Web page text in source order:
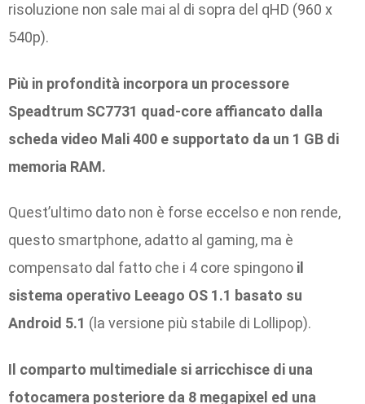
risoluzione non sale mai al di sopra del qHD (960 x
540p).
Più in profondità incorpora un processore
Speadtrum SC7731 quad-core affiancato dalla
scheda video Mali 400 e supportato da un 1 GB di
memoria RAM.
Quest’ultimo dato non è forse eccelso e non rende,
questo smartphone, adatto al gaming, ma è
compensato dal fatto che i 4 core spingono il
sistema operativo Leeago OS 1.1 basato su
Android 5.1 (la versione più stabile di Lollipop).
Il comparto multimediale si arricchisce di una
fotocamera posteriore da 8 megapixel ed una